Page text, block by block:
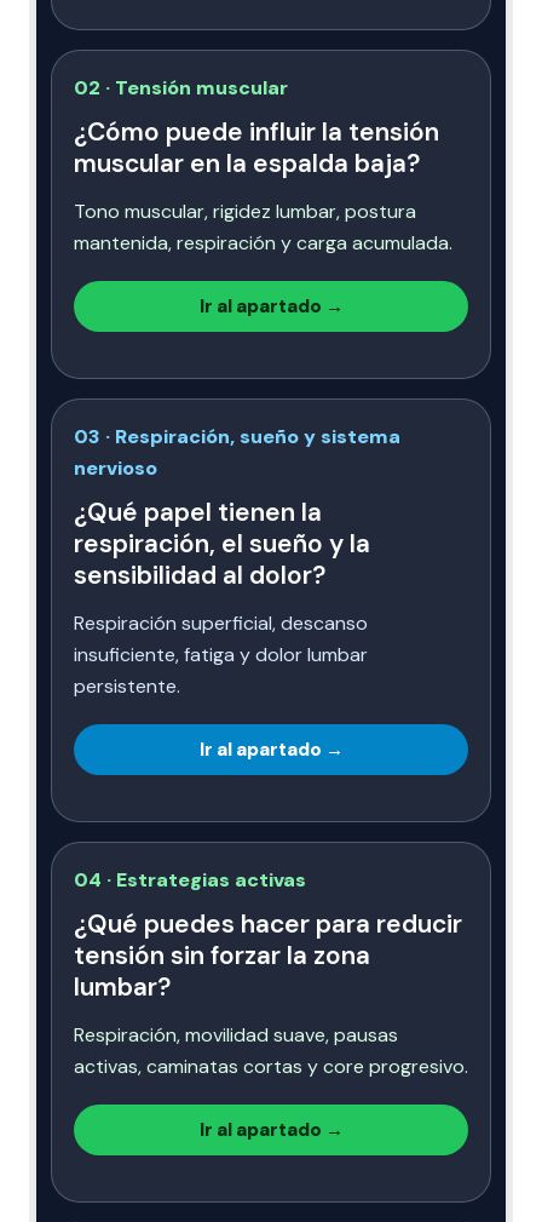
02 · Tensión muscular
¿Cómo puede influir la tensión
muscular en la espalda baja?
Tono muscular, rigidez lumbar, postura
mantenida, respiración y carga acumulada.
Ir al apartado →
03 · Respiración, sueño y sistema
nervioso
¿Qué papel tienen la
respiración, el sueño y la
sensibilidad al dolor?
Respiración superficial, descanso
insuficiente, fatiga y dolor lumbar
persistente.
Ir al apartado →
04 · Estrategias activas
¿Qué puedes hacer para reducir
tensión sin forzar la zona
lumbar?
Respiración, movilidad suave, pausas
activas, caminatas cortas y core progresivo.
Ir al apartado →